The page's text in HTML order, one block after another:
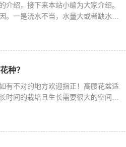
绍，接下来本站小编为大家介绍。
一是浇水不当，水量大或者缺水都
种？
有不对的地方欢迎指正！高腰花盆适
间的栽培且生长需要很大的空间，